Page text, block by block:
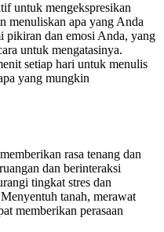
untuk mengekspresikan
menuliskan apa yang Anda
pikiran dan emosi Anda, yang
untuk mengatasinya.
setiap hari untuk menulis
yang mungkin
rasa tenang dan
dan berinteraksi
tingkat stres dan
tanah, merawat
memberikan perasaan